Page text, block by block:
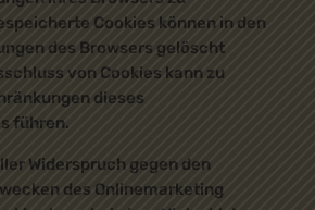
Cookies können in den
des Browsers gelöscht
von Cookies kann zu
dieses
führen.
Widerspruch gegen den
des Onlinemarketing